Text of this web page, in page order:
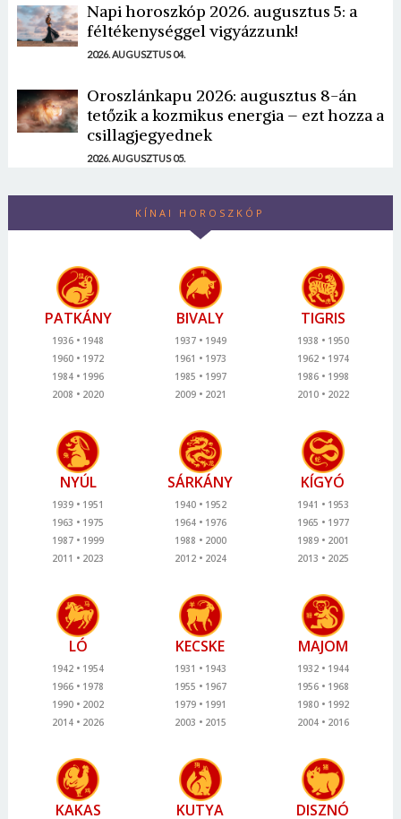
Napi horoszkóp 2026. augusztus 5: a
féltékenységgel vigyázzunk!
2026. AUGUSZTUS 04.
Oroszlánkapu 2026: augusztus 8-án
tetőzik a kozmikus energia – ezt hozza a
csillagjegyednek
2026. AUGUSZTUS 05.
KÍNAI HOROSZKÓP
PATKÁNY
1936
1948
1960
1972
1984
1996
2008
2020
BIVALY
1937
1949
1961
1973
1985
1997
2009
2021
TIGRIS
1938
1950
1962
1974
1986
1998
2010
2022
NYÚL
1939
1951
1963
1975
1987
1999
2011
2023
SÁRKÁNY
1940
1952
1964
1976
1988
2000
2012
2024
KÍGYÓ
1941
1953
1965
1977
1989
2001
2013
2025
LÓ
1942
1954
1966
1978
1990
2002
2014
2026
KECSKE
1931
1943
1955
1967
1979
1991
2003
2015
MAJOM
1932
1944
1956
1968
1980
1992
2004
2016
KAKAS KUTYA DISZNÓ